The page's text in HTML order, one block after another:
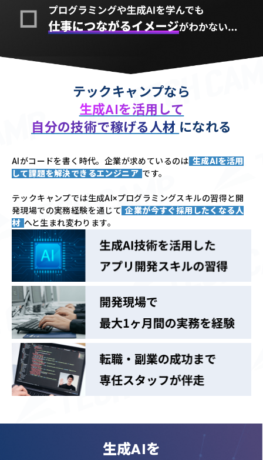
テックキャンプなら
生成AIを活用して
自分の技術で稼げる人材 になれる
AIがコードを書く時代。企業が求めているのは 生成AIを活用
して課題を解決できるエンジニア です。
テックキャンプでは生成AI×プログラミングスキルの習得と開
発現場での実務経験を通じて 企業が今すぐ採用したくなる人
材 へと生まれ変わります。
生成AIを